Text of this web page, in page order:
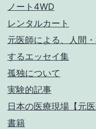
ノート4WD
レンタルカート
元医師による、人間
するエッセイ集
孤独について
実験的記事
日本の医療現場【元
書籍